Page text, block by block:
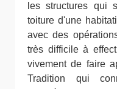
les structures qui
toiture d'une
avec des
très difficile à
vivement de faire
Tradition qui